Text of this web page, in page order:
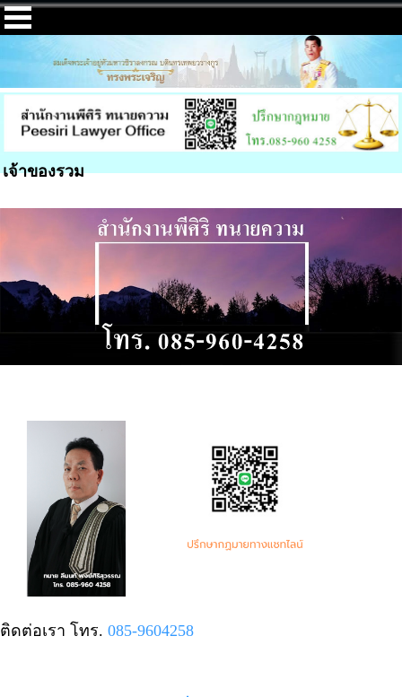
เจ้าของรวม
ติดต่อเรา โทร. 085-9604258